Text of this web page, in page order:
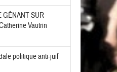
GÊNANT SUR
Vautrin
politique anti-juif